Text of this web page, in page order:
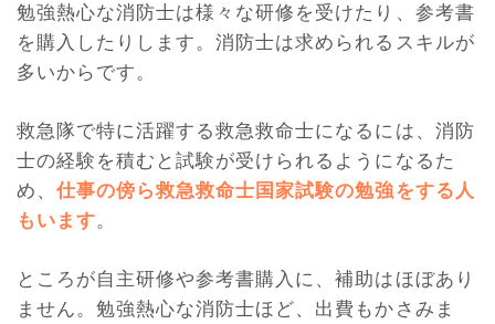
勉強熱心な消防士は様々な研修を受けたり、参考書
を購入したりします。消防士は求められるスキルが
多いからです。
救急隊で特に活躍する救急救命士になるには、消防
士の経験を積むと試験が受けられるようになるた
め、仕事の傍ら救急救命士国家試験の勉強をする人
もいます。
ところが自主研修や参考書購入に、補助はほぼあり
ません。勉強熱心な消防士ほど、出費もかさみま